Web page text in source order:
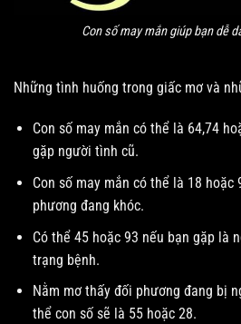
Con số may mắn giúp bạn dễ
Những tình huống trong giấc mơ và
Con số may mắn có thể là 64,74
gặp người tình cũ.
Con số may mắn có thể là 18 hoặc
phương đang khóc.
Có thể 45 hoặc 93 nếu bạn gặp là
trạng bệnh.
Nằm mơ thấy đối phương đang bị
thể con số sẽ là 55 hoặc 28.